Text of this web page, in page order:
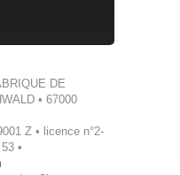
DE
• 67000
Z • licence n°2-
•